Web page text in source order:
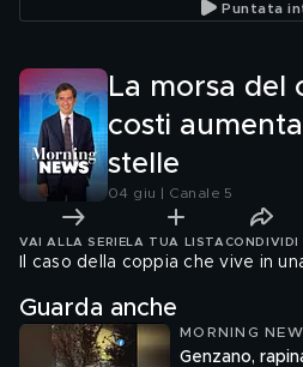
Puntata
La morsa del
costi
stelle
04 giu | Canale 5
VAI ALLA SERIE LA TUA LISTA CONDIVIDI
Il caso della coppia che vive in
Guarda anche
MORNING
Genzano,